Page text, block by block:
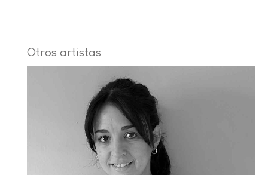
Otros artistas